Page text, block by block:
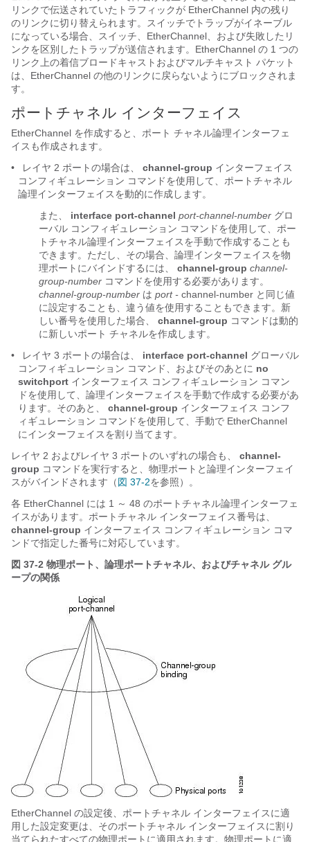
リンクで伝送されていたトラフィックが EtherChannel 内の残り
のリンクに切り替えられます。スイッチでトラップがイネーブル
になっている場合、スイッチ、EtherChannel、および失敗したリ
ンクを区別したトラップが送信されます。EtherChannel の 1 つの
リンク上の着信ブロードキャストおよびマルチキャスト パケット
は、EtherChannel の他のリンクに戻らないようにブロックされま
す。
ポートチャネル インターフェイス
EtherChannel を作成すると、ポート チャネル論理インターフェ
イスも作成されます。
•
レイヤ 2 ポートの場合は、 channel-group インターフェイス
コンフィギュレーション コマンドを使用して、ポートチャネル
論理インターフェイスを動的に作成します。
また、
interface port-channel port-channel-number グロ
ーバル コンフィギュレーション コマンドを使用して、ポー
トチャネル論理インターフェイスを手動で作成することも
できます。ただし、その場合、論理インターフェイスを物
理ポートにバインドするには、
channel-group channel-
group-number コマンドを使用する必要があります。
channel-group-number は port - channel-number と同じ値
に設定することも、違う値を使用することもできます。新
しい番号を使用した場合、
channel-group コマンドは動的
に新しいポート チャネルを作成します。
•
レイヤ 3 ポートの場合は、 interface port-channel グローバル
コンフィギュレーション コマンド、およびそのあとに no
switchport インターフェイス コンフィギュレーション コマン
ドを使用して、論理インターフェイスを手動で作成する必要があ
ります。そのあと、
channel-group インターフェイス コンフ
ィギュレーション コマンドを使用して、手動で EtherChannel
にインターフェイスを割り当てます。
レイヤ 2 およびレイヤ 3 ポートのいずれの場合も、
channel-
group コマンドを実行すると、 物理ポートと論理インターフェイ
スがバインドされます（図 37-2を参照）。
各 EtherChannel には 1 ～ 48 のポートチャネル論理インターフェ
イスがあります。ポートチャネル インターフェイス番号は、
channel-group インターフェイス コンフィギュレーション コマ
ンドで指定した番号に対応しています。
図 37-2 物理ポート、論理ポートチャネル、およびチャネル グル
ープの関係
EtherChannel の設定後、ポートチャネル インターフェイスに適
用した設定変更は、そのポートチャネル インターフェイスに割り
当てられたすべての物理ポートに適用されます。物理ポートに適